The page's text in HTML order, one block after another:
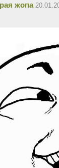
жопа